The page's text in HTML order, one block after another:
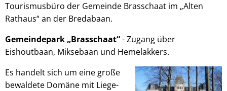
Tourismusbüro der Gemeinde Brasschaat im „Alten
Rathaus“ an der Bredabaan.
Gemeindepark „Brasschaat“- Zugang über
Eishoutbaan, Miksebaan und Hemelakkers.
Es handelt sich um eine große
bewaldete Domäne mit Liege-